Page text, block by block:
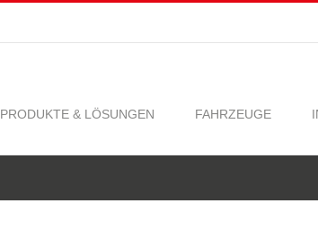
PRODUKTE & LÖSUNGEN FAHRZEUGE